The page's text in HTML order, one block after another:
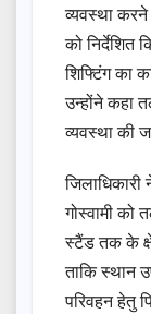
व्यवस्था
को निर्देशित
शिफ्टिंग का
उन्होंने कहा
व्यवस्था की
गोस्वामी
स्टैंड तक के
ताकि स्थान
परिवहन हेतु